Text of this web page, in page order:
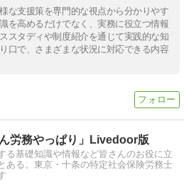
な支援策を専門的な視点から分かりやす
を高めるだけでなく、実務に役立つ情報
スタディや制度紹介を通じて実践的な知
口で、さまざまな状況に対応できる内容
ん労務やっぱり」Livedoor版
る基礎知識や情報など皆さんのお役に立
ある。東京・十条の特定社会保険労務士